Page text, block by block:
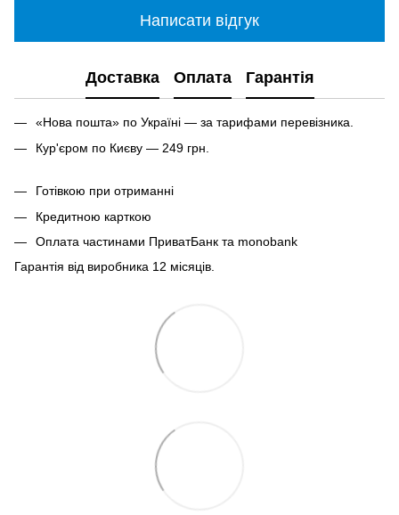
Написати відгук
Доставка Оплата Гарантія
«Нова пошта» по Україні — за тарифами перевізника.
Кур'єром по Києву — 249 грн.
Готівкою при отриманні
Кредитною карткою
Оплата частинами ПриватБанк та monobank
Гарантія від виробника 12 місяців.